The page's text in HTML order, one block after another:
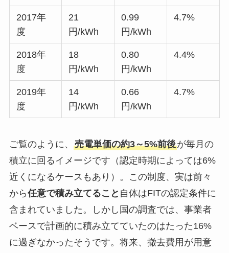
2017年
度
21
円/kWh
0.99
円/kWh
4.7%
2018年
度
18
円/kWh
0.80
円/kWh
4.4%
2019年
度
14
円/kWh
0.66
円/kWh
4.7%
ご覧のように、 売電単価の約3～5%前後が毎月の
積立に回るイメージです（認定時期によっては6%
近くになるケースもあり）。この制度、実は前々
から任意で積み立てること 自体はFITの認定条件に
含まれていました。しかし国の調査では、事業者
ベースで計画的に積み立てていたのはたった16%
に過ぎなかったそうです。将来、撤去費用が用意